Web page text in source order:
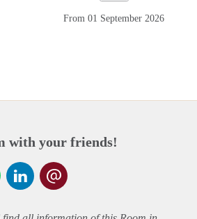
From 01 September 2026
with your friends!